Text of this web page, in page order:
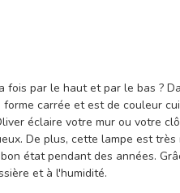
par le haut et par le bas ?
carrée et est de couleur
éclaire votre mur ou votre
De plus, cette lampe est très
état pendant des années.
et à l'humidité.